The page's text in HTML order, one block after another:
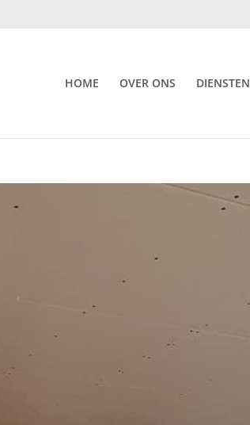
HOME OVER ONS DIENSTEN